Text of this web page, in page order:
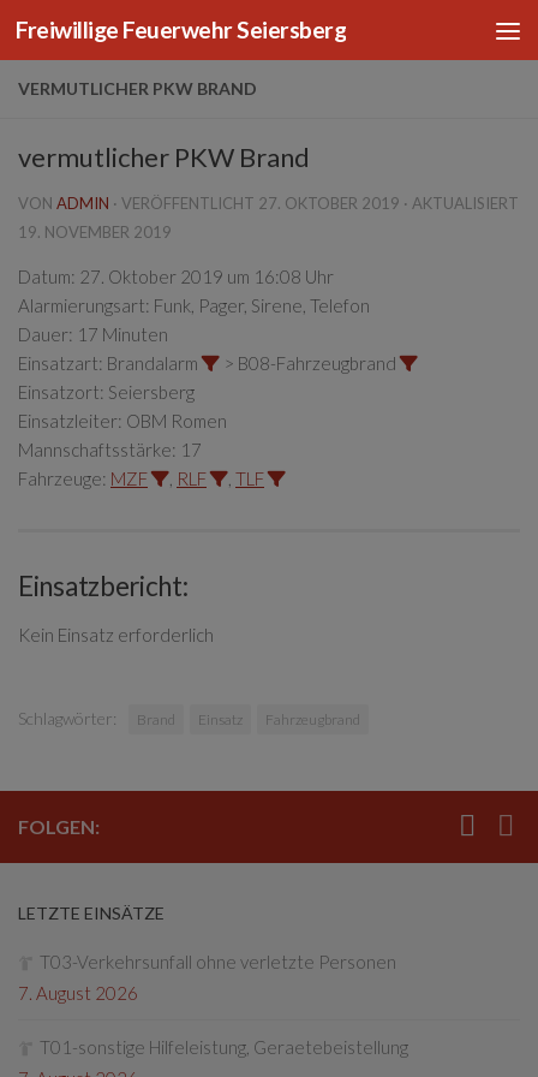
Zum Inhalt springen
Freiwillige Feuerwehr Seiersberg
VERMUTLICHER PKW BRAND
vermutlicher PKW Brand
VON ADMIN · VERÖFFENTLICHT 27. OKTOBER 2019 · AKTUALISIERT
19. NOVEMBER 2019
Datum: 27. Oktober 2019 um 16:08 Uhr
Alarmierungsart: Funk, Pager, Sirene, Telefon
Dauer: 17 Minuten
Einsatzart: Brandalarm
> B08-Fahrzeugbrand
Einsatzort: Seiersberg
Einsatzleiter: OBM Romen
Mannschaftsstärke: 17
Fahrzeuge: MZF RLF TLF
Einsatzbericht:
Kein Einsatz erforderlich
Schlagwörter: Brand Einsatz Fahrzeugbrand
FOLGEN:
LETZTE EINSÄTZE
T03-Verkehrsunfall ohne verletzte Personen
7. August 2026
T01-sonstige Hilfeleistung, Geraetebeistellung